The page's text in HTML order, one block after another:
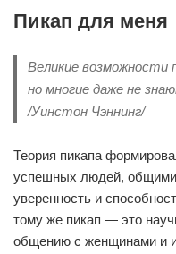
Пикап для меня
Великие возможности
но многие даже не
/Уинстон Чэннинг/
Теория пикапа
успешных людей,
уверенность и
тому же пикап — это
общению с женщинами и